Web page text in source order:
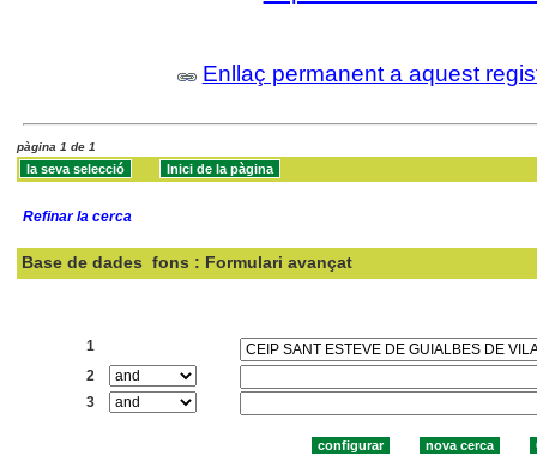
Enllaç permanent a aquest
pàgina 1 de 1
Refinar la cerca
Base de dades fons : Formulari avançat
1
2
3